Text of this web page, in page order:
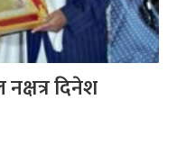
दिनेश